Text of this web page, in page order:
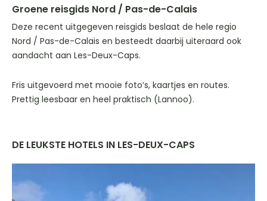
Groene reisgids Nord / Pas-de-Calais
Deze recent uitgegeven reisgids beslaat de hele regio
Nord / Pas-de-Calais en besteedt daarbij uiteraard ook
aandacht aan Les-Deux-Caps.
Fris uitgevoerd met mooie foto’s, kaartjes en routes.
Prettig leesbaar en heel praktisch (Lannoo).
DE LEUKSTE HOTELS IN LES-DEUX-CAPS